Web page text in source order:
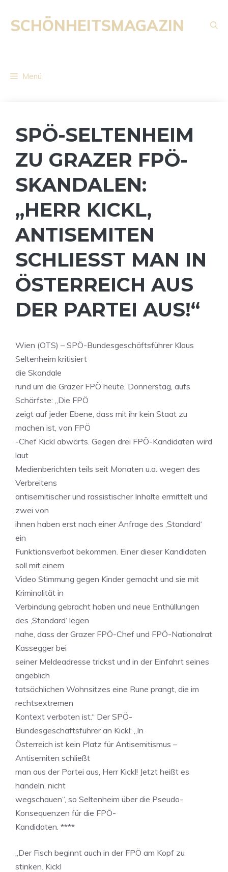
Inhalt
springen
SCHÖNHEITSMAGAZIN
Menü
SPÖ-SELTENHEIM
ZU GRAZER FPÖ-
SKANDALEN:
„HERR KICKL,
ANTISEMITEN
SCHLIESST MAN IN Ö
STERREICH AUS D
ER PARTEI AUS!“
Wien (OTS) – SPÖ-Bundesgeschäftsführer Klaus
Seltenheim kritisiert
die Skandale
rund um die Grazer FPÖ heute, Donnerstag, aufs
Schärfste: „Die FPÖ
zeigt auf jeder Ebene, dass mit ihr kein Staat zu
machen ist, von FPÖ
-Chef Kickl abwärts. Gegen drei FPÖ-Kandidaten wird
laut
Medienberichten teils seit Monaten u.a. wegen des
Verbreitens
antisemitischer und rassistischer Inhalte ermittelt und
zwei von
ihnen haben erst nach einer Anfrage des ‚Standard‘
ein
Funktionsverbot bekommen. Einer dieser Kandidaten
soll mit einem
Video Stimmung gegen Kinder gemacht und sie mit
Kriminalität in
Verbindung gebracht haben und neue Enthüllungen
des ‚Standard‘ legen
nahe, dass der Grazer FPÖ-Chef und FPÖ-Nationalrat
Kassegger bei
seiner Meldeadresse trickst und in der Einfahrt seines
angeblich
tatsächlichen Wohnsitzes eine Rune prangt, die im
rechtsextremen
Kontext verboten ist.“ Der SPÖ-
Bundesgeschäftsführer an Kickl: „In
Österreich ist kein Platz für Antisemitismus –
Antisemiten schließt
man aus der Partei aus, Herr Kickl! Jetzt heißt es
handeln, nicht
wegschauen“, so Seltenheim über die Pseudo-
Konsequenzen für die FPÖ-
Kandidaten. ****
„Der Fisch beginnt auch in der FPÖ am Kopf zu
stinken. Kickl